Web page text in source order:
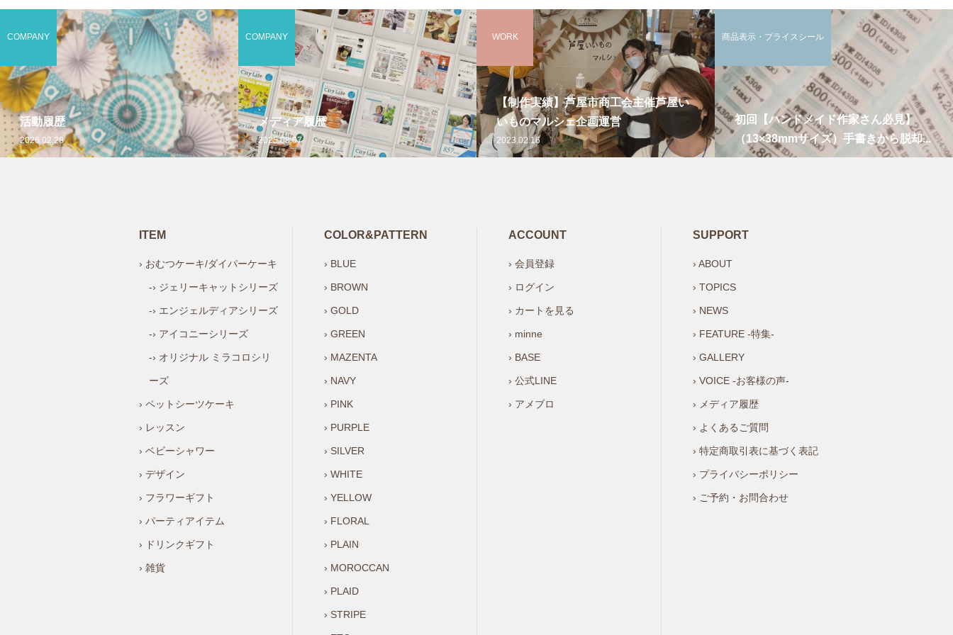
活動履歴
2026.02.28
COMPANY
メディア履歴
2025.08.07
COMPANY
【制作実績】芦屋市商工会主催芦屋い
いものマルシェ企画運営
2023.02.16
WORK
初回【ハンドメイド作家さん必見】
（13×38mmサイズ）手書きから脱却...
商品表示・プライスシール
ITEM
› おむつケーキ/ダイパーケーキ
-› ジェリーキャットシリーズ
-› エンジェルディアシリーズ
-› アイコニーシリーズ
-› オリジナル ミラコロシリ
ーズ
› ペットシーツケーキ
› レッスン
› ベビーシャワー
› デザイン
› フラワーギフト
› パーティアイテム
› ドリンクギフト
› 雑貨
COLOR&PATTERN
› BLUE
› BROWN
› GOLD
› GREEN
› MAZENTA
› NAVY
› PINK
› PURPLE
› SILVER
› WHITE
› YELLOW
› FLORAL
› PLAIN
› MOROCCAN
› PLAID
› STRIPE
ACCOUNT
› 会員登録
› ログイン
› カートを見る
› minne
› BASE
› 公式LINE
› アメブロ
SUPPORT
› ABOUT
› TOPICS
› NEWS
› FEATURE -特集-
› GALLERY
› VOICE -お客様の声-
› メディア履歴
› よくあるご質問
› 特定商取引表に基づく表記
› プライバシーポリシー
› ご予約・お問合わせ